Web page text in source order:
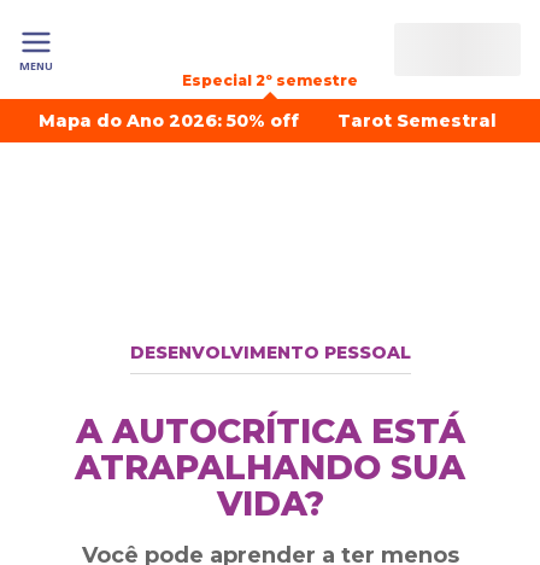
MENU
Especial 2º semestre
Mapa do Ano 2026: 50% off Tarot Semestral
DESENVOLVIMENTO PESSOAL
A AUTOCRÍTICA ESTÁ
ATRAPALHANDO SUA
VIDA?
Você pode aprender a ter menos